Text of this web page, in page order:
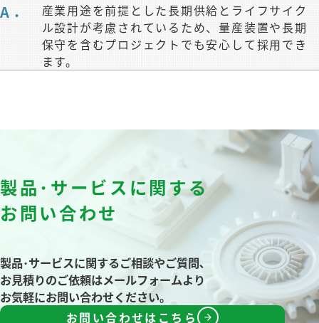
A．
産業用途を前提とした長期供給とライフサイク
ル設計が考慮されているため、量産装置や長期
保守を含むプロジェクトでも安心して採用でき
ます。
製品･サービスに関する
お問い合わせ
製品･サービスに関するご相談やご質問､
お見積りのご依頼はメールフォームより
お気軽にお問い合わせください｡
お問い合わせはこちら